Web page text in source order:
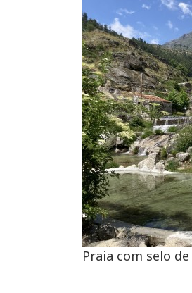
Praia com selo